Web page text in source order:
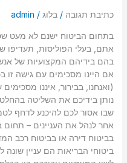
כתיבת תגובה / בלוג/
admin
בתחום הביטוח ישנם לא מעט
אתם, בעלי הפוליסות, תעדיפו
בהם בידיהם המקצועיות של
אם היינו מסכימים עם גישה זו
(ואנחנו, בבירור, איננו
נותן בידיכם את השליטה
שבו אסור לכם להיכנע לדחף
אחר לנהל את העניינים – תחום
בביטוח דירה או בביטוח רכב
ביטוחי הבריאות הם עניין